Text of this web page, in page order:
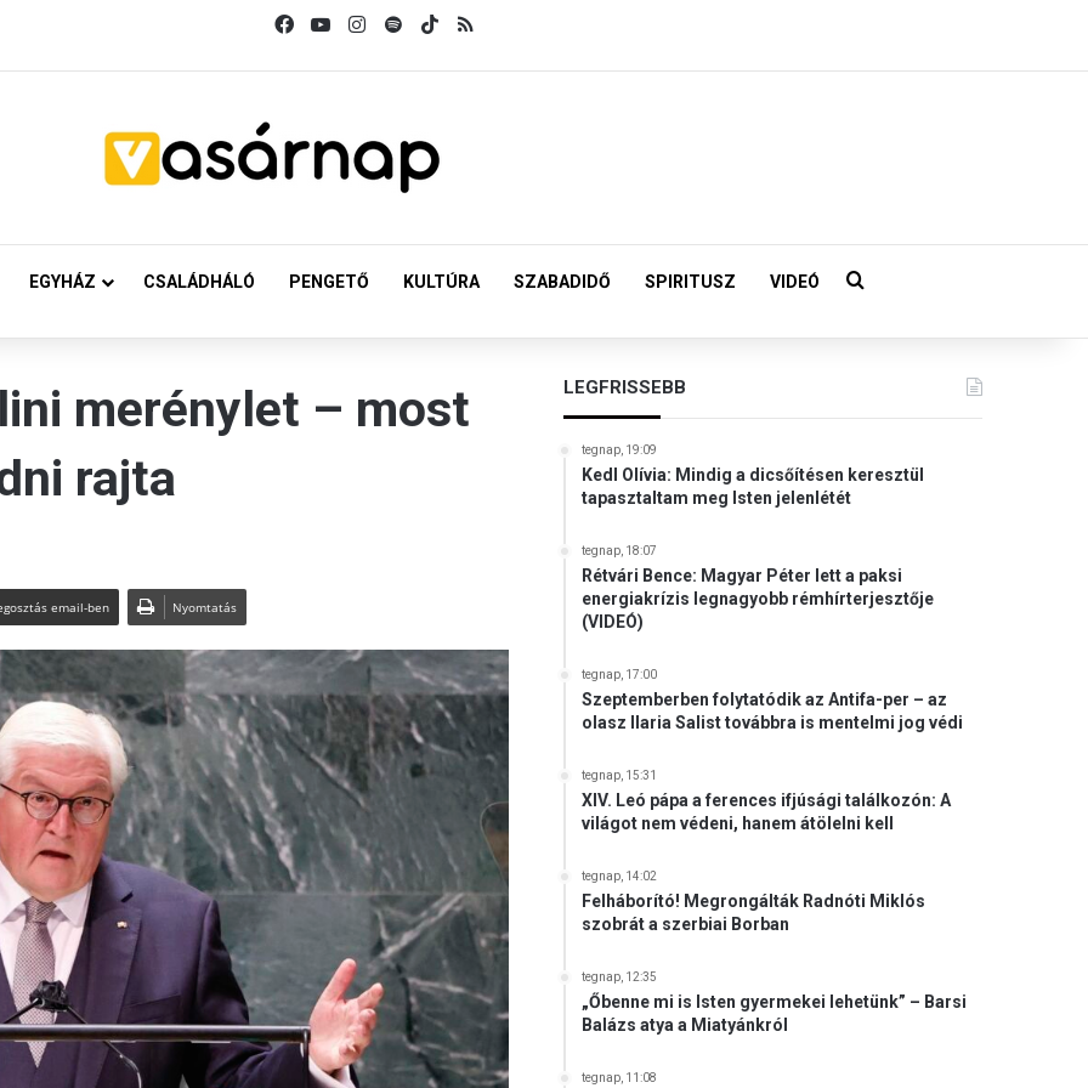
FacebookYouTubeInstagram
SpotifyTikTok
EGYHÁZ CSALÁDHÁLÓ PENGETŐ KULTÚRA SZABADIDŐ SPIRITUSZ VIDEÓ Keresés:
merénylet – most
rajta
email-ben Nyomtatás
LEGFRISSEBB
tegnap, 19:09
Kedl Olívia: Mindig a dicsőítésen keresztül
tapasztaltam meg Isten jelenlétét
tegnap, 18:07
Rétvári Bence: Magyar Péter lett a paksi
energiakrízis legnagyobb rémhírterjesztője
(VIDEÓ)
tegnap, 17:00
Szeptemberben folytatódik az Antifa-per – az
olasz Ilaria Salist továbbra is mentelmi jog védi
tegnap, 15:31
XIV. Leó pápa a ferences ifjúsági találkozón: A
világot nem védeni, hanem átölelni kell
tegnap, 14:02
Felháborító! Megrongálták Radnóti Miklós
szobrát a szerbiai Borban
tegnap, 12:35
„Őbenne mi is Isten gyermekei lehetünk” – Barsi
Balázs atya a Miatyánkról
tegnap, 11:08